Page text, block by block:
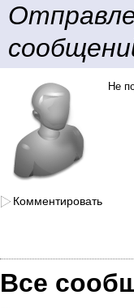
Не
Комментировать
Все